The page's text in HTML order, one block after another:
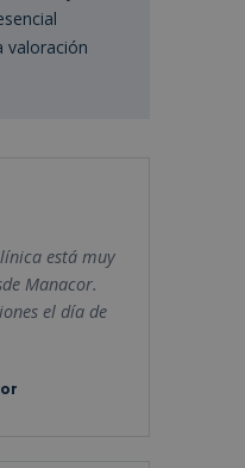
valoración
está muy
Manacor.
el día de